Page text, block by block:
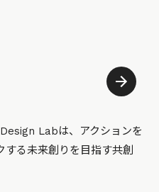
Labは、アクションを
る未来創りを目指す共創